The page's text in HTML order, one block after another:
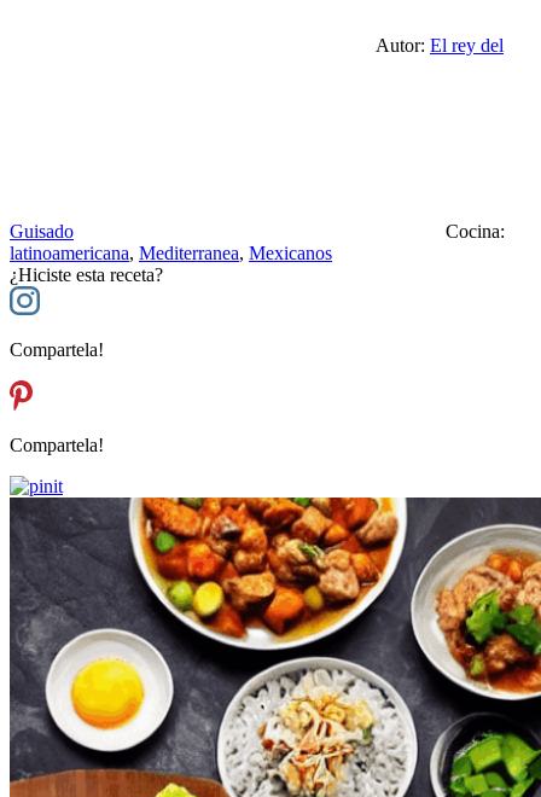
Autor: El rey del
Guisado
Cocina:
latinoamericana, Mediterranea, Mexicanos
¿Hiciste esta receta?
Compartela!
Compartela!